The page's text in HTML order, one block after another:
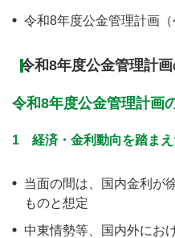
令和8年度公金管理計画
令和8年度公金管理計
令和8年度公金管理計画
1 経済・金利動向を踏まえ
当面の間は、国内金利が
ものと想定
中東情勢等、国内外にお